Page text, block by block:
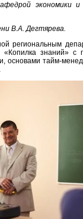
экономики
В.А. Дегтярева.
региональным
знаний» с
основами тайм-